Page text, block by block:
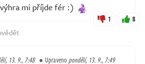
mi příjde fér :)
1 8
13. 9., 7:48 Upravenopondělí, 13. 9., 7:49